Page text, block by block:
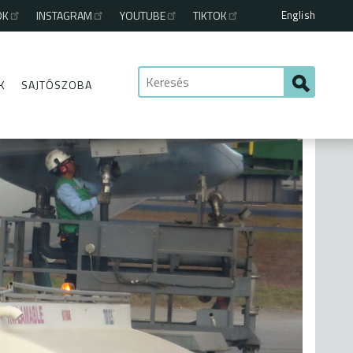
English
SAJTÓSZOBA
INSTAGRAM YOUTUBE TIKTOK